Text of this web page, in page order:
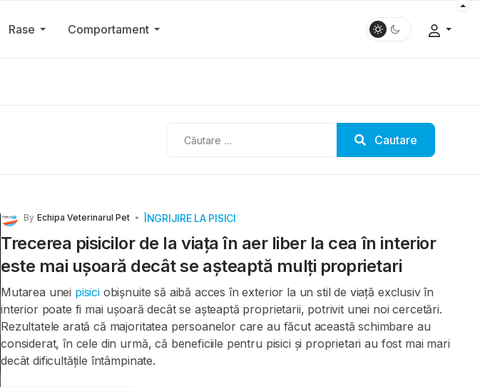
Rase Comportament
Cautare
By Echipa Veterinarul Pet ÎNGRIJIRE LA PISICI
Trecerea pisicilor de la viața în aer liber la cea în interior
este mai ușoară decât se așteaptă mulți proprietari
Mutarea unei pisici obișnuite să aibă acces în exterior la un stil de viață exclusiv în
interior poate fi mai ușoară decât se așteaptă proprietarii, potrivit unei noi cercetări.
Rezultatele arată că majoritatea persoanelor care au făcut această schimbare au
considerat, în cele din urmă, că beneficiile pentru pisici și proprietari au fost mai mari
decât dificultățile întâmpinate.